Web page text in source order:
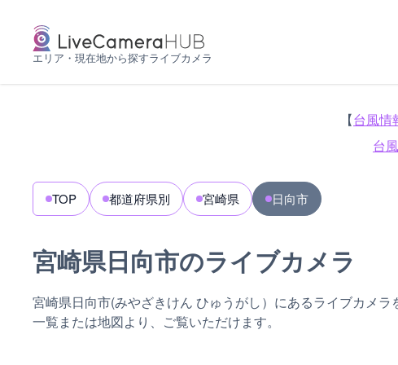
エリア・現在地から探すライブカメラ
【台風情
台
TOP 都道府県別 宮崎県 日向市
宮崎県日向市のライブカメラ
宮崎県日向市(みやざきけん ひゅうがし）にあるライブカメラ
一覧または地図より、ご覧いただけます。